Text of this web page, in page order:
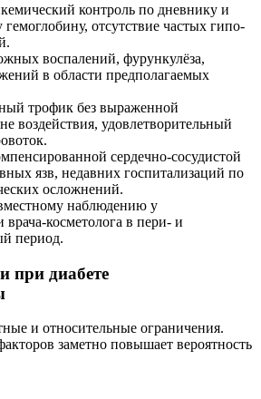
контроль по дневнику и
отсутствие частых гипо-
воспалений, фурункулёза,
в области предполагаемых
трофик без выраженной
воздействия, удовлетворительный
сердечно‑сосудистой
язв, недавних госпитализаций по
осложнений.
наблюдению у
в пери- и
период.
при диабете
и относительные ограничения.
заметно повышает вероятность